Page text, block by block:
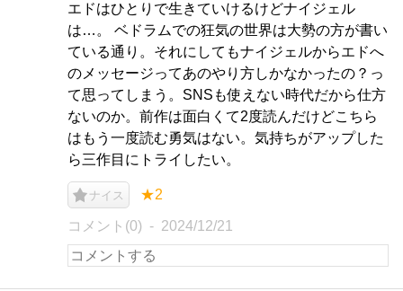
エドはひとりで生きていけるけどナイジェル
は…。 ベドラムでの狂気の世界は大勢の方が書い
ている通り。それにしてもナイジェルからエドへ
のメッセージってあのやり方しかなかったの？っ
て思ってしまう。SNSも使えない時代だから仕方
ないのか。前作は面白くて2度読んだけどこちら
はもう一度読む勇気はない。気持ちがアップした
ら三作目にトライしたい。
ナイス ★2
コメント(0) 2024/12/21